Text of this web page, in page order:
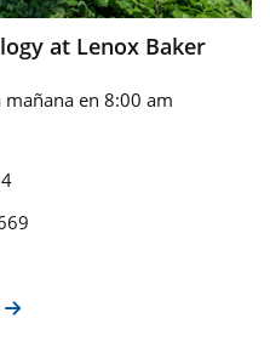
at Lenox Baker
mañana en 8:00 am